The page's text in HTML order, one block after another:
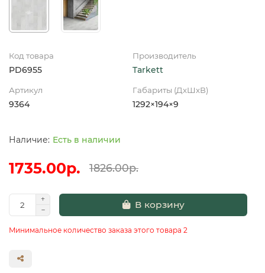
Код товара
PD6955
Производитель
Tarkett
Артикул
9364
Габариты (ДхШхВ)
1292×194×9
Есть в наличии
1735.00р. 1826.00р.
В корзину
Минимальное количество заказа этого товара 2